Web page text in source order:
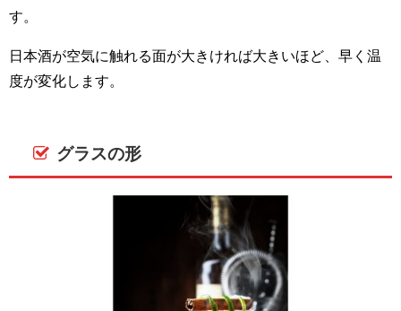
す。
日本酒が空気に触れる面が大きければ大きいほど、早く温
度が変化します。
グラスの形